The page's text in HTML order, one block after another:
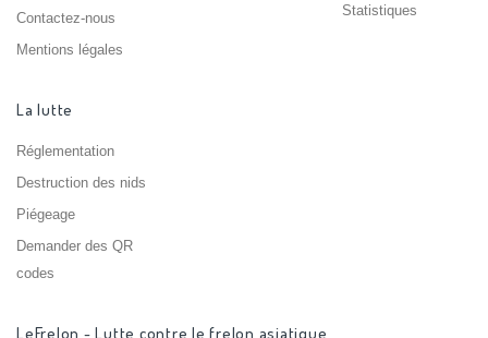
Contactez-nous
Mentions légales
Statistiques
La lutte
Réglementation
Destruction des nids
Piégeage
Demander des QR
codes
LeFrelon - Lutte contre le frelon asiatique